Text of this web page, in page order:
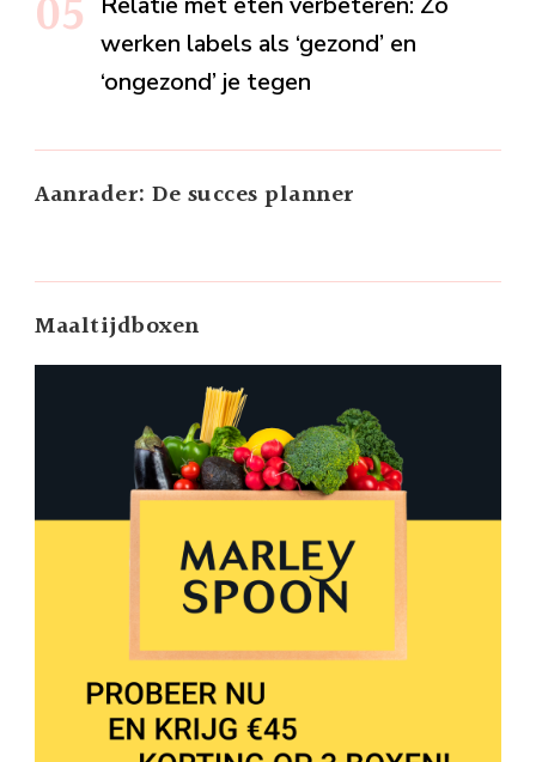
werken labels als ‘gezond’ en
‘ongezond’ je tegen
Aanrader: De succes planner
Maaltijdboxen